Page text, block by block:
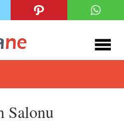
Salonu